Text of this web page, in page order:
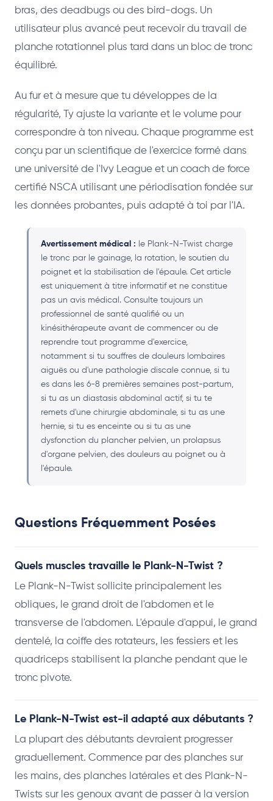
bras, des deadbugs ou des bird-dogs. Un
utilisateur plus avancé peut recevoir du travail de
planche rotationnel plus tard dans un bloc de tronc
équilibré.
Au fur et à mesure que tu développes de la
régularité, Ty ajuste la variante et le volume pour
correspondre à ton niveau. Chaque programme est
conçu par un scientifique de l'exercice formé dans
une université de l'Ivy League et un coach de force
certifié NSCA utilisant une périodisation fondée sur
les données probantes, puis adapté à toi par l'IA.
Avertissement médical : le Plank-N-Twist charge
le tronc par le gainage, la rotation, le soutien du
poignet et la stabilisation de l'épaule. Cet article
est uniquement à titre informatif et ne constitue
pas un avis médical. Consulte toujours un
professionnel de santé qualifié ou un
kinésithérapeute avant de commencer ou de
reprendre tout programme d'exercice,
notamment si tu souffres de douleurs lombaires
aiguës ou d'une pathologie discale connue, si tu
es dans les 6-8 premières semaines post-partum,
si tu as un diastasis abdominal actif, si tu te
remets d'une chirurgie abdominale, si tu as une
hernie, si tu es enceinte ou si tu as une
dysfonction du plancher pelvien, un prolapsus
d'organe pelvien, des douleurs au poignet ou à
l'épaule.
Questions Fréquemment Posées
Quels muscles travaille le Plank-N-Twist ?
Le Plank-N-Twist sollicite principalement les
obliques, le grand droit de l'abdomen et le
transverse de l'abdomen. L'épaule d'appui, le grand
dentelé, la coiffe des rotateurs, les fessiers et les
quadriceps stabilisent la planche pendant que le
tronc pivote.
Le Plank-N-Twist est-il adapté aux débutants ?
La plupart des débutants devraient progresser
graduellement. Commence par des planches sur
les mains, des planches latérales et des Plank-N-
Twists sur les genoux avant de passer à la version